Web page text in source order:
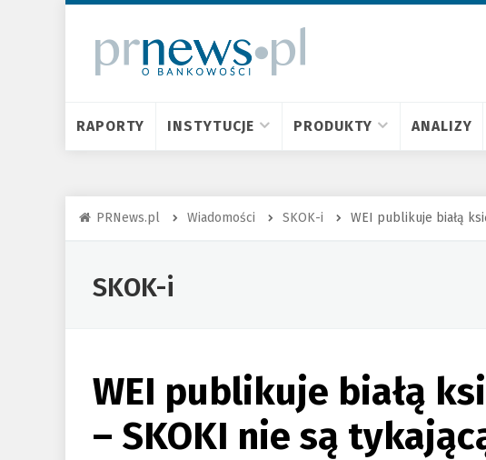
RAPORTY INSTYTUCJE PRODUKTY ANALIZY
PRNews.pl Wiadomości SKOK-i WEI publikuje białą
SKOK-i
WEI publikuje białą
– SKOKI nie są